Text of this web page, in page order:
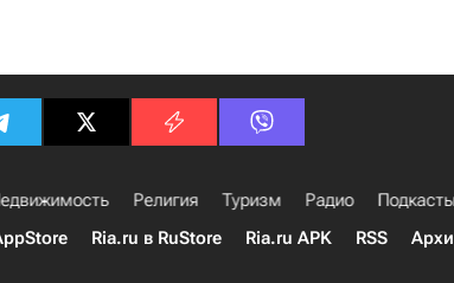
Религия Туризм Радио
Ria.ru в RuStore Ria.ru APK RSS